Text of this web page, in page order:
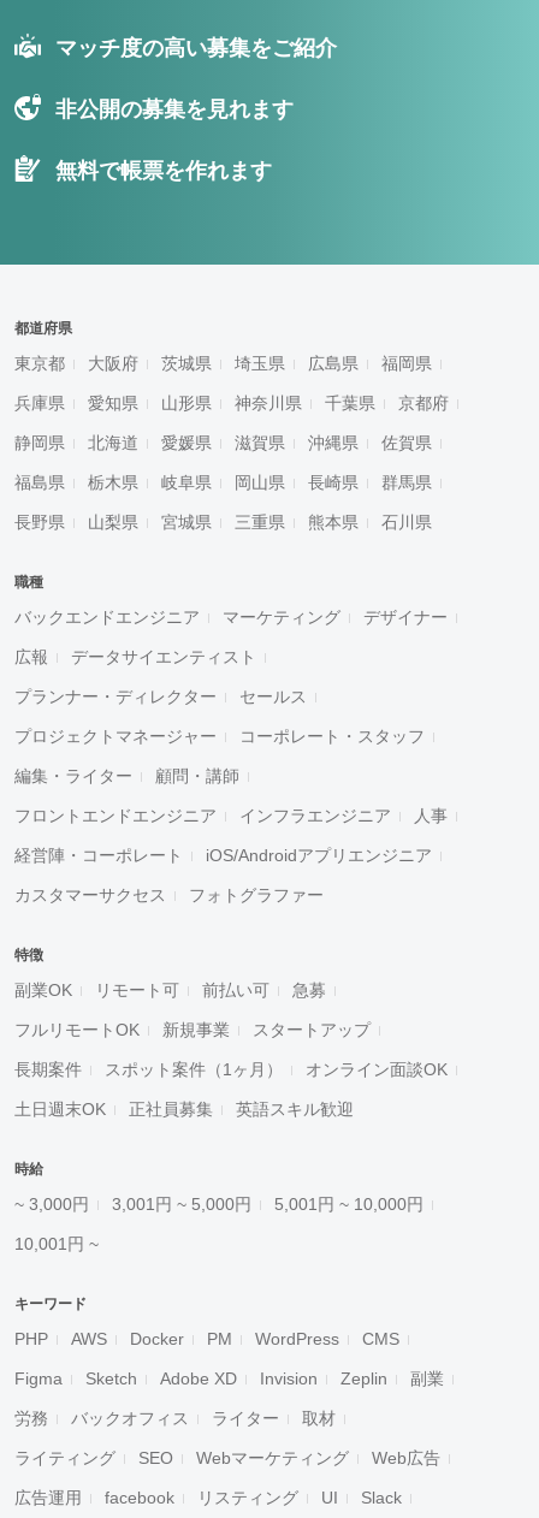
マッチ度の高い募集をご紹介
非公開の募集を見れます
無料で帳票を作れます
都道府県
東京都 大阪府 茨城県 埼玉県 広島県 福岡県
兵庫県 愛知県 山形県 神奈川県 千葉県 京都府
静岡県 北海道 愛媛県 滋賀県 沖縄県 佐賀県
福島県 栃木県 岐阜県 岡山県 長崎県 群馬県
長野県 山梨県 宮城県 三重県 熊本県 石川県
職種
バックエンドエンジニア マーケティング デザイナー
広報 データサイエンティスト
プランナー・ディレクター セールス
プロジェクトマネージャー コーポレート・スタッフ
編集・ライター 顧問・講師
フロントエンドエンジニア インフラエンジニア 人事
経営陣・コーポレート iOS/Androidアプリエンジニア
カスタマーサクセス フォトグラファー
特徴
副業OK リモート可 前払い可 急募
フルリモートOK 新規事業 スタートアップ
長期案件 スポット案件（1ヶ月） オンライン面談OK
土日週末OK 正社員募集 英語スキル歓迎
時給
~ 3,000円 3,001円 ~ 5,000円 5,001円 ~ 10,000円
10,001円 ~
キーワード
PHP AWS Docker PM WordPress CMS
Figma Sketch Adobe XD Invision Zeplin 副業
労務 バックオフィス ライター 取材
ライティング SEO Webマーケティング Web広告
広告運用 facebook リスティング UI Slack